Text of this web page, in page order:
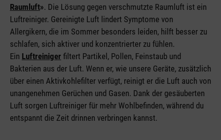
Raumluft». Die Lösung gegen verschmutzte Raumluft ist ein
Luftreiniger. Gereinigte Luft lindert Symptome von
Allergikern, die im Sommer besonders leiden, hilft besser zu
schlafen, sich aktiver und konzentrierter zu fühlen.
Ein Luftreiniger filtert Partikel, Pollen, Feinstaub und
Bakterien aus der Luft. Wenn er, wie unsere Geräte, zusätzlich
über einen Aktivkohlefilter verfügt, reinigt er die Luft auch von
unangenehmen Gerüchen und Gasen. Dank der gesäuberten
Luft sorgen Luftreiniger für mehr Wohlbefinden, während du
entspannt die Zeit drinnen verbringen kannst.